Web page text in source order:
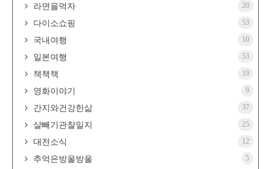
라면을먹자 20
다이소쇼핑 53
국내여행 10
일본여행 53
책책책 19
영화이야기 9
간지와건강한삶 37
살빼기관찰일지 25
대전소식 12
추억은방울방울 5